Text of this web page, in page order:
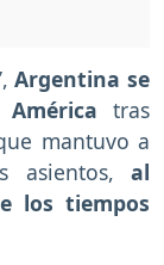
Argentina se
tras
mantuvo a
asientos, al
los tiempos